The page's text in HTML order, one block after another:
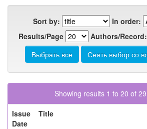
Sort by:
In order:
Results/Page
Authors/Record:
Showing results 1 to 20 of 29
Issue
Date
Title